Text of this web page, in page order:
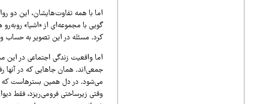
اما با همه تفاوت‌هایشان، این دو
گویی با مجموعه‌ای از «اشیا»
کرد. مسئله در این تصویر به حساب
اما واقعیت زندگی اجتماعی در این
جمعی‌اند. همان جاهایی که در
می‌شود. در دل همین بسترهاست که
وقتی زیرساختی فرومی‌ریزد، فقط